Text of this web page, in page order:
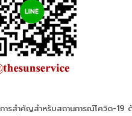
การสำคัญสำหรับสถานการณ์โควิด-19